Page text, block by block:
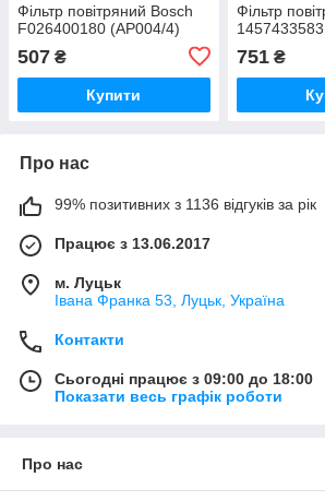
Фільтр повітряний Bosch
F026400180 (AP004/4)
507 ₴
Купити
Фільтр
751₴
Про нас
99% позитивних з 1136 відгуків за рік
Працює з 13.06.2017
м. Луцьк
Івана Франка 53, Луцьк, Україна
Контакти
Сьогодні працює з 09:00 до 18:00
Показати весь графік роботи
Про нас